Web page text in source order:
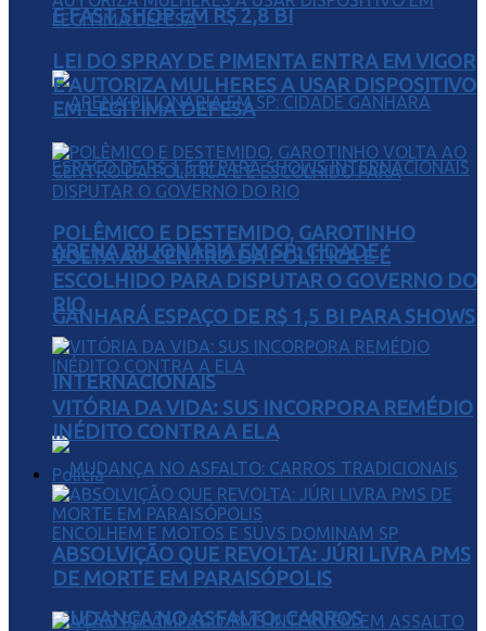
E FAST SHOP EM R$ 2,8 BI
ARENA BILIONÁRIA EM SP: CIDADE
GANHARÁ ESPAÇO DE R$ 1,5 BI PARA SHOWS
INTERNACIONAIS
MUDANÇA NO ASFALTO: CARROS
LEI DO SPRAY DE PIMENTA ENTRA EM VIGOR
E AUTORIZA MULHERES A USAR DISPOSITIVO
EM LEGÍTIMA DEFESA
POLÊMICO E DESTEMIDO, GAROTINHO
VOLTA AO CENTRO DA POLÍTICA E É
ESCOLHIDO PARA DISPUTAR O GOVERNO DO
RIO
VITÓRIA DA VIDA: SUS INCORPORA REMÉDIO
INÉDITO CONTRA A ELA
Polícia
ABSOLVIÇÃO QUE REVOLTA: JÚRI LIVRA PMS
DE MORTE EM PARAISÓPOLIS